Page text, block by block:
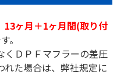
13ヶ月＋1ヶ月間(取り付
。
くＤＰＦマフラーの差圧
た場合は、弊社規定に